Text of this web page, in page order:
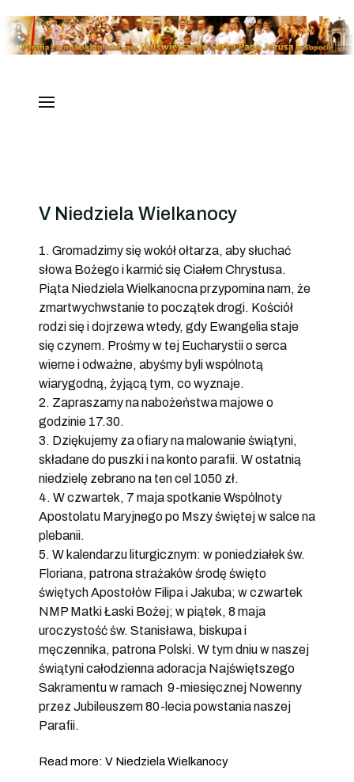
V Niedziela Wielkanocy
1. Gromadzimy się wokół ołtarza, aby słuchać
słowa Bożego i karmić się Ciałem Chrystusa.
Piąta Niedziela Wielkanocna przypomina nam, że
zmartwychwstanie to początek drogi. Kościół
rodzi się i dojrzewa wtedy, gdy Ewangelia staje
się czynem. Prośmy w tej Eucharystii o serca
wierne i odważne, abyśmy byli wspólnotą
wiarygodną, żyjącą tym, co wyznaje.
2. Zapraszamy na nabożeństwa majowe o
godzinie 17.30.
3. Dziękujemy za ofiary na malowanie świątyni,
składane do puszki i na konto parafii. W ostatnią
niedzielę zebrano na ten cel 1050 zł.
4. W czwartek, 7 maja spotkanie Wspólnoty
Apostolatu Maryjnego po Mszy świętej w salce na
plebanii.
5. W kalendarzu liturgicznym: w poniedziałek św.
Floriana, patrona strażaków środę święto
świętych Apostołów Filipa i Jakuba; w czwartek
NMP Matki Łaski Bożej; w piątek, 8 maja
uroczystość św. Stanisława, biskupa i
męczennika, patrona Polski. W tym dniu w naszej
świątyni całodzienna adoracja Najświętszego
Sakramentu w ramach 9-miesięcznej Nowenny
przez Jubileuszem 80-lecia powstania naszej
Parafii.
Read more: V Niedziela Wielkanocy